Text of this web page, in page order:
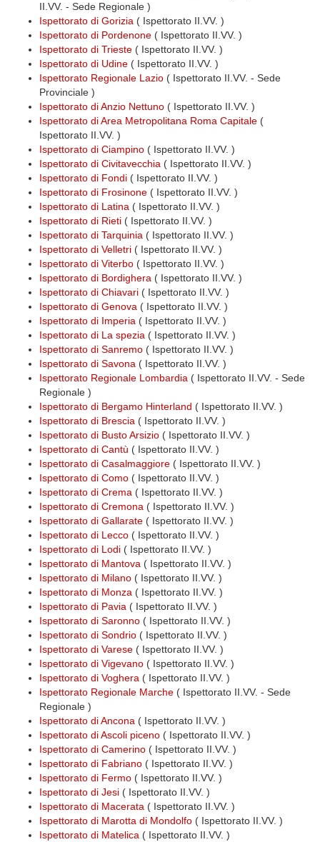
II.VV. - Sede Regionale )
Ispettorato di Gorizia ( Ispettorato II.VV. )
Ispettorato di Pordenone ( Ispettorato II.VV. )
Ispettorato di Trieste ( Ispettorato II.VV. )
Ispettorato di Udine ( Ispettorato II.VV. )
Ispettorato Regionale Lazio ( Ispettorato II.VV. - Sede
Provinciale )
Ispettorato di Anzio Nettuno ( Ispettorato II.VV. )
Ispettorato di Area Metropolitana Roma Capitale (
Ispettorato II.VV. )
Ispettorato di Ciampino ( Ispettorato II.VV. )
Ispettorato di Civitavecchia ( Ispettorato II.VV. )
Ispettorato di Fondi ( Ispettorato II.VV. )
Ispettorato di Frosinone ( Ispettorato II.VV. )
Ispettorato di Latina ( Ispettorato II.VV. )
Ispettorato di Rieti ( Ispettorato II.VV. )
Ispettorato di Tarquinia ( Ispettorato II.VV. )
Ispettorato di Velletri ( Ispettorato II.VV. )
Ispettorato di Viterbo ( Ispettorato II.VV. )
Ispettorato di Bordighera ( Ispettorato II.VV. )
Ispettorato di Chiavari ( Ispettorato II.VV. )
Ispettorato di Genova ( Ispettorato II.VV. )
Ispettorato di Imperia ( Ispettorato II.VV. )
Ispettorato di La spezia ( Ispettorato II.VV. )
Ispettorato di Sanremo ( Ispettorato II.VV. )
Ispettorato di Savona ( Ispettorato II.VV. )
Ispettorato Regionale Lombardia ( Ispettorato II.VV. - Sede
Regionale )
Ispettorato di Bergamo Hinterland ( Ispettorato II.VV. )
Ispettorato di Brescia ( Ispettorato II.VV. )
Ispettorato di Busto Arsizio ( Ispettorato II.VV. )
Ispettorato di Cantù ( Ispettorato II.VV. )
Ispettorato di Casalmaggiore ( Ispettorato II.VV. )
Ispettorato di Como ( Ispettorato II.VV. )
Ispettorato di Crema ( Ispettorato II.VV. )
Ispettorato di Cremona ( Ispettorato II.VV. )
Ispettorato di Gallarate ( Ispettorato II.VV. )
Ispettorato di Lecco ( Ispettorato II.VV. )
Ispettorato di Lodi ( Ispettorato II.VV. )
Ispettorato di Mantova ( Ispettorato II.VV. )
Ispettorato di Milano ( Ispettorato II.VV. )
Ispettorato di Monza ( Ispettorato II.VV. )
Ispettorato di Pavia ( Ispettorato II.VV. )
Ispettorato di Saronno ( Ispettorato II.VV. )
Ispettorato di Sondrio ( Ispettorato II.VV. )
Ispettorato di Varese ( Ispettorato II.VV. )
Ispettorato di Vigevano ( Ispettorato II.VV. )
Ispettorato di Voghera ( Ispettorato II.VV. )
Ispettorato Regionale Marche ( Ispettorato II.VV. - Sede
Regionale )
Ispettorato di Ancona ( Ispettorato II.VV. )
Ispettorato di Ascoli piceno ( Ispettorato II.VV. )
Ispettorato di Camerino ( Ispettorato II.VV. )
Ispettorato di Fabriano ( Ispettorato II.VV. )
Ispettorato di Fermo ( Ispettorato II.VV. )
Ispettorato di Jesi ( Ispettorato II.VV. )
Ispettorato di Macerata ( Ispettorato II.VV. )
Ispettorato di Marotta di Mondolfo ( Ispettorato II.VV. )
Ispettorato di Matelica ( Ispettorato II.VV. )